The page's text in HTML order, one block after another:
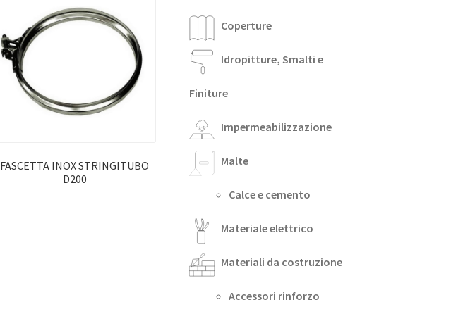
FASCETTA INOX STRINGITUBO
D200
Coperture
Idropitture, Smalti e
Finiture
Impermeabilizzazione
Malte
Calce e cemento
Materiale elettrico
Materiali da costruzione
Accessori rinforzo